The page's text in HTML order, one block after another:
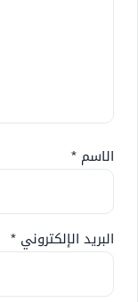
الاسم *
البريد الإلكتروني *